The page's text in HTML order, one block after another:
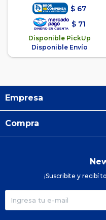
$ 67
$ 71
Disponible PickUp
Disponible Envío
Empresa
Compra
¡Suscribite y recibí